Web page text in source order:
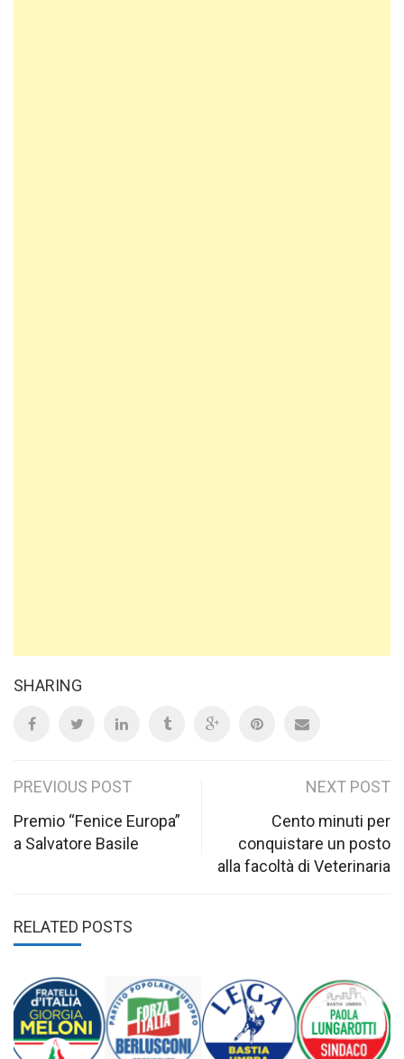
SHARING
Post
navigation
PREVIOUS POST
Premio “Fenice Europa”
a Salvatore Basile
NEXT POST
Cento minuti per
conquistare un posto
alla facoltà di Veterinaria
RELATED POSTS